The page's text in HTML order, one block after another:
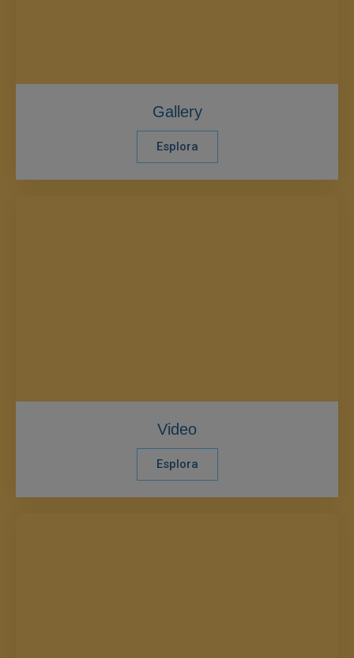
Gallery
Esplora
Video
Esplora